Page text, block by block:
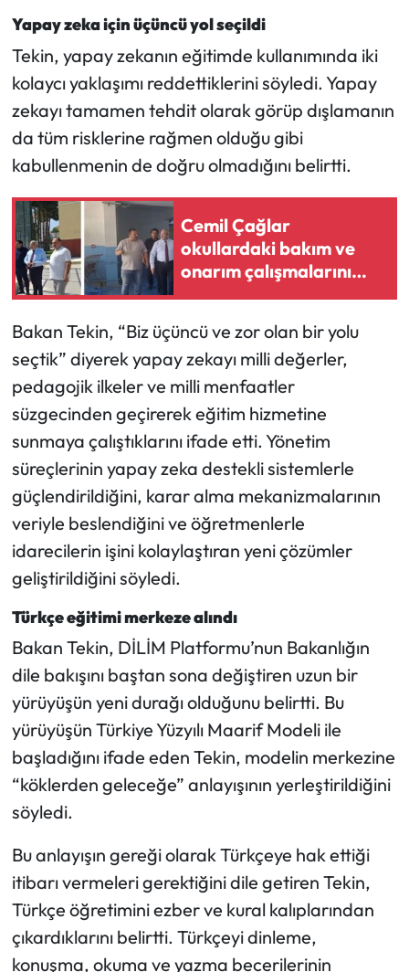
Yapay zeka için üçüncü yol seçildi
Tekin, yapay zekanın eğitimde kullanımında iki
kolaycı yaklaşımı reddettiklerini söyledi. Yapay
zekayı tamamen tehdit olarak görüp dışlamanın
da tüm risklerine rağmen olduğu gibi
kabullenmenin de doğru olmadığını belirtti.
Cemil Çağlar
okullardaki bakım ve
onarım çalışmalarını
inceledi
Bakan Tekin, “Biz üçüncü ve zor olan bir yolu
seçtik” diyerek yapay zekayı milli değerler,
pedagojik ilkeler ve milli menfaatler
süzgecinden geçirerek eğitim hizmetine
sunmaya çalıştıklarını ifade etti. Yönetim
süreçlerinin yapay zeka destekli sistemlerle
güçlendirildiğini, karar alma mekanizmalarının
veriyle beslendiğini ve öğretmenlerle
idarecilerin işini kolaylaştıran yeni çözümler
geliştirildiğini söyledi.
Türkçe eğitimi merkeze alındı
Bakan Tekin, DİLİM Platformu’nun Bakanlığın
dile bakışını baştan sona değiştiren uzun bir
yürüyüşün yeni durağı olduğunu belirtti. Bu
yürüyüşün Türkiye Yüzyılı Maarif Modeli ile
başladığını ifade eden Tekin, modelin merkezine
“köklerden geleceğe” anlayışının yerleştirildiğini
söyledi.
Bu anlayışın gereği olarak Türkçeye hak ettiği
itibarı vermeleri gerektiğini dile getiren Tekin,
Türkçe öğretimini ezber ve kural kalıplarından
çıkardıklarını belirtti. Türkçeyi dinleme,
konuşma, okuma ve yazma becerilerinin